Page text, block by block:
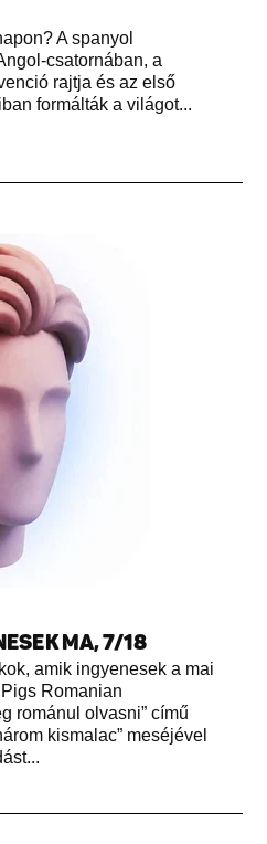
A spanyol
csatornában, a
rajtja és az első
formálták a világot...
MA, 7/18
amik ingyenesek a mai
Romanian
románul olvasni” című
kismalac” meséjével